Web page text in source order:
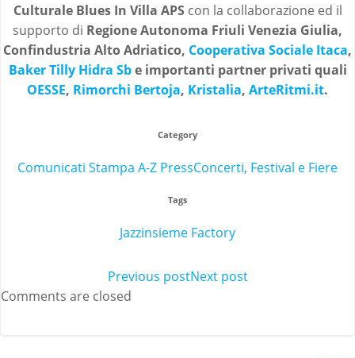
Culturale Blues In Villa APScon la collaborazione ed il
supporto di Regione Autonoma Friuli Venezia Giulia,
Confindustria Alto Adriatico, Cooperativa Sociale Itaca,
Baker Tilly Hidra Sbe importanti partner privati quali
OESSE, Rimorchi Bertoja, Kristalia, ArteRitmi.it.
Category
Comunicati Stampa A-Z PressConcerti, Festival e Fiere
Tags
Jazzinsieme Factory
Post
Previous postPost
Next post
Comments are closed